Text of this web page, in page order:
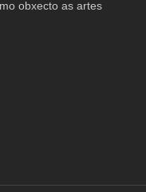
obxecto as artes